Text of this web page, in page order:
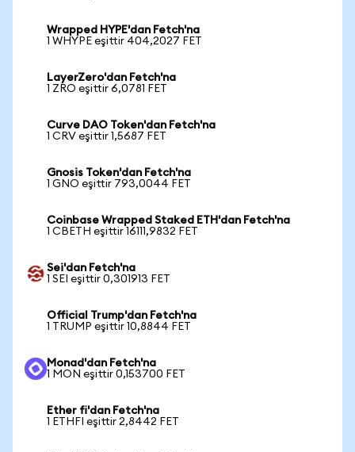
Wrapped HYPE'dan Fetch'na
1 WHYPE eşittir 404,2027 FET
LayerZero'dan Fetch'na
1 ZRO eşittir 6,0781 FET
Curve DAO Token'dan Fetch'na
1 CRV eşittir 1,5687 FET
Gnosis Token'dan Fetch'na
1 GNO eşittir 793,0044 FET
Coinbase Wrapped Staked ETH'dan Fetch'na
1 CBETH eşittir 16111,9832 FET
Sei'dan Fetch'na
1 SEI eşittir 0,301913 FET
Official Trump'dan Fetch'na
1 TRUMP eşittir 10,8844 FET
Monad'dan Fetch'na
1 MON eşittir 0,153700 FET
Ether fi'dan Fetch'na
1 ETHFI eşittir 2,8442 FET